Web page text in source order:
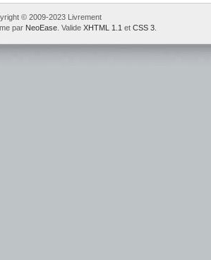
© 2009-2023 Livrement
par NeoEase . Valide XHTML 1.1 et CSS 3